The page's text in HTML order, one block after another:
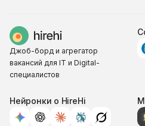
Джоб-борд и агрегатор
вакансий для IT и Digital-
специалистов
Нейронки о HireHi